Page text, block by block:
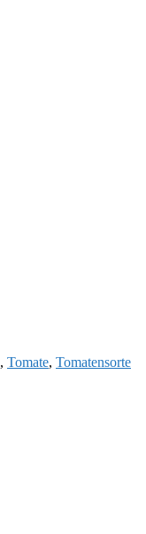
, Tomate, Tomatensorte